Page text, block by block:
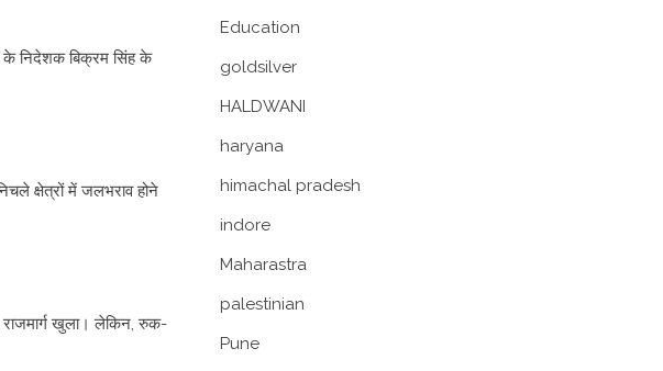
के निदेशक बिक्रम सिंह के
क्षेत्रों में जलभराव होने
राजमार्ग खुला। लेकिन, रुक-
Education
goldsilver
HALDWANI
haryana
himachal pradesh
indore
Maharastra
palestinian
Pune